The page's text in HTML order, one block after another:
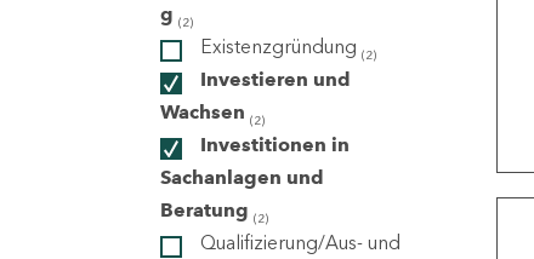
g (2)
Existenzgründung (2)
Investieren und
Wachsen (2)
Investitionen in
Sachanlagen und
Beratung (2)
Qualifizierung/Aus- und